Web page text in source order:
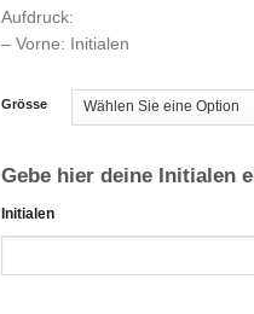
Aufdruck:
– Vorne: Initialen
Grösse
Gebe hier deine Initialen
Initialen